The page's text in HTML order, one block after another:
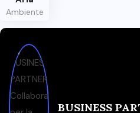
Ambiente
BUSINESS